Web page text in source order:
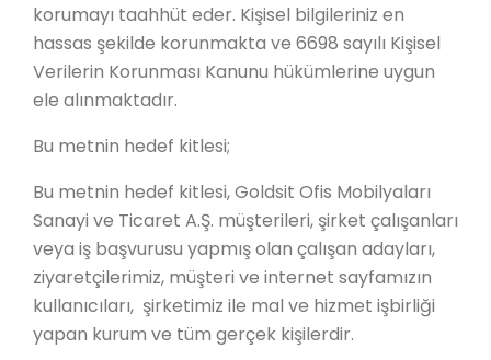
korumayı taahhüt eder. Kişisel bilgileriniz en
hassas şekilde korunmakta ve 6698 sayılı Kişisel
Verilerin Korunması Kanunu hükümlerine uygun
ele alınmaktadır.
Bu metnin hedef kitlesi;
Bu metnin hedef kitlesi, Goldsit Ofis Mobilyaları
Sanayi ve Ticaret A.Ş. müşterileri, şirket çalışanları
veya iş başvurusu yapmış olan çalışan adayları,
ziyaretçilerimiz, müşteri ve internet sayfamızın
kullanıcıları, şirketimiz ile mal ve hizmet işbirliği
yapan kurum ve tüm gerçek kişilerdir.